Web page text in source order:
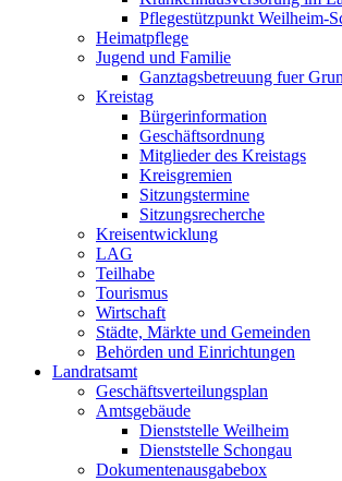
Pflegestützpunkt Weilheim-
Heimatpflege
Jugend und Familie
Ganztagsbetreuung fuer
Kreistag
Bürgerinformation
Geschäftsordnung
Mitglieder des Kreistags
Kreisgremien
Sitzungstermine
Sitzungsrecherche
Kreisentwicklung
LAG
Teilhabe
Tourismus
Wirtschaft
Städte, Märkte und Gemeinden
Behörden und Einrichtungen
Landratsamt
Geschäftsverteilungsplan
Amtsgebäude
Dienststelle Weilheim
Dienststelle Schongau
Dokumentenausgabebox